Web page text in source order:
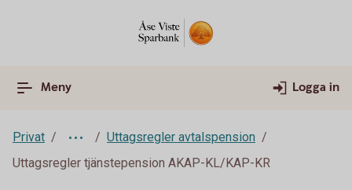
Meny Logga in
Privat
Uttagsregler avtalspension
Uttagsregler tjänstepension AKAP-KL/KAP-KR